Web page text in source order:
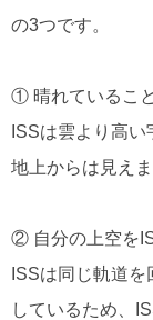
の3つです。
① 晴れていること
ISSは雲より高
地上からは見えま
② 自分の上空を
ISSは同じ軌道
しているため、